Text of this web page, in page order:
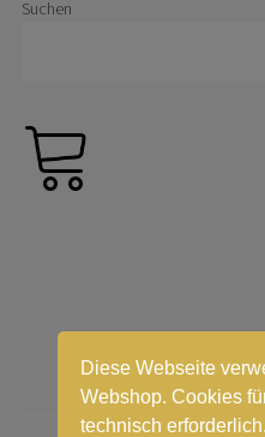
Suchen
Diese Webseite
Webshop. Cookies
technisch